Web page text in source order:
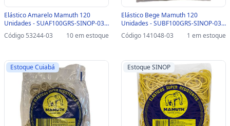
Elástico Amarelo Mamuth 120
Unidades - SUAF100GRS-SINOP-03 -
SUAF100GRS
Código 53244-03 10 em estoque
Elástico Bege Mamuth 120
Unidades - SUBF100GRS-SINOP-03 -
SUBF100GRS
Código 141048-03 1 em estoque
Estoque Cuiabá Estoque SINOP